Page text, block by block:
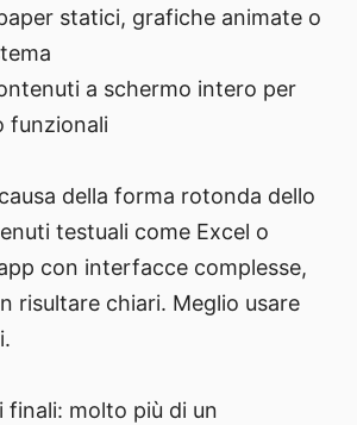
statici, grafiche animate o
a schermo intero per
funzionali
della forma rotonda dello
testuali come Excel o
con interfacce complesse,
risultare chiari. Meglio usare
finali: molto più di un